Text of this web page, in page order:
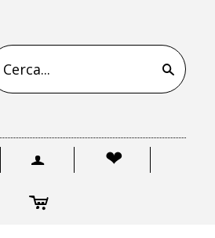
s
a ❤
c